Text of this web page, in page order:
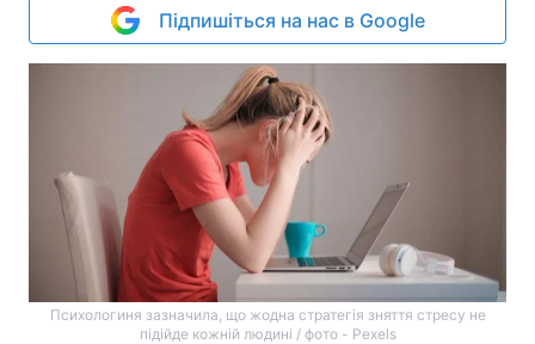
Підпишіться на нас в Google
Психологиня зазначила, що жодна стратегія зняття стресу не
підійде кожній людині / фото - Pexels